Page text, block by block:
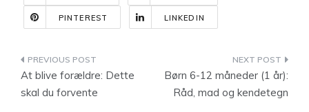
PINTEREST LINKEDIN
Indlægsnavigation
At blive forældre: Dette
skal du forvente
Børn 6-12 måneder (1 år):
Råd, mad og kendetegn